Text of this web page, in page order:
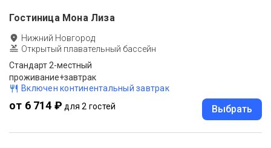
Гостиница Мона Лиза
Нижний Новгород
Открытый плавательный бассейн
Стандарт 2-местный
проживание+завтрак
Включен континентальный завтрак
от 6 714 ₽ для 2 гостей Выбрать